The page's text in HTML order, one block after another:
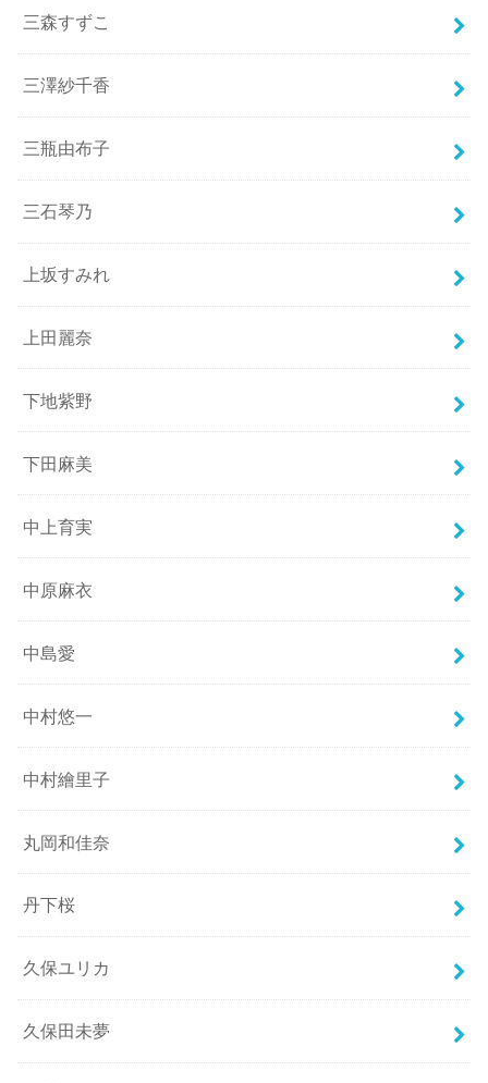
三森すずこ
三澤紗千香
三瓶由布子
三石琴乃
上坂すみれ
上田麗奈
下地紫野
下田麻美
中上育実
中原麻衣
中島愛
中村悠一
中村繪里子
丸岡和佳奈
丹下桜
久保ユリカ
久保田未夢